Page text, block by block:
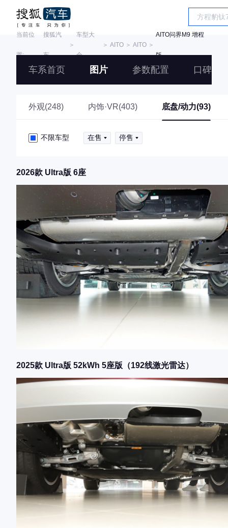
当前位
置:
搜狐汽
车
＞
车型大
全
＞ AITO＞ AITO＞
AITO问界M9 增程
版
车系首页 图片 参数配置 口碑
外观(248) 内饰·VR(403) 底盘/动力(93)
不限车型 在售 停售
2026款 Ultra版 6座
2025款 Ultra版 52kWh 5座版（192线激光雷达）